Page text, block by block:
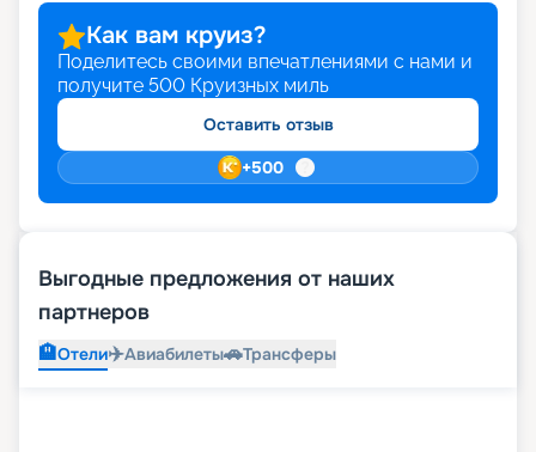
Как вам круиз?
Поделитесь своими впечатлениями с нами и
получите 500 Круизных миль
Оставить отзыв
+500
Выгодные предложения от наших
партнеров
🏨Отели✈️Авиабилеты🚗Трансферы